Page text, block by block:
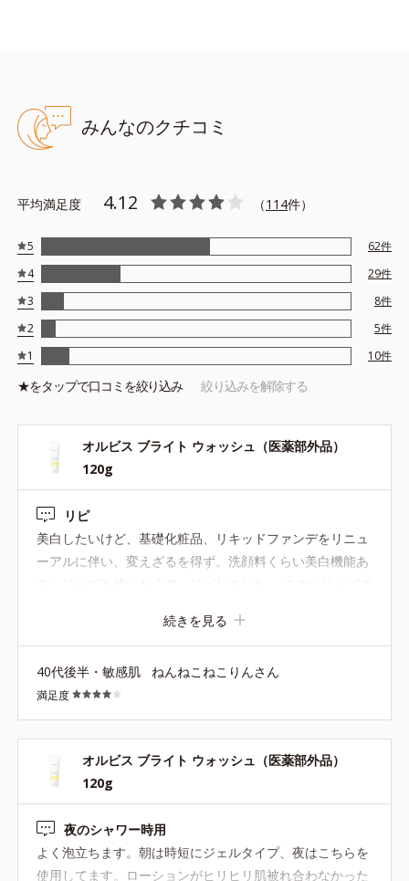
*2 日本化粧品業界で初めてメラニンの第三のルートに着目し、
日本放射線影響学会第53回大会で2010年10月に初めて発表した
*4 うるおいによる
*6 シミ・ソバカスが肌表面にあらわれること
*7 L-アスコルビン酸 2-グルコシド
*8 L-アスコルビン酸 2-グルコシド、パウダルコ樹皮エキス、油
溶性甘草エキス(2)
*9 乾燥など
※ウォッシュには高圧処理ビタミンCとブライトVCコンプレック
アレルギーテスト済＝全ての方にアレルギーが起こらないということで
はありません。
【Step1 洗顔料】オルビス ブライト ウォッシュ
120g（医薬部外品）
来の美しさを呼び起こします。
使用目安：1cm程度
2.手のひらに1㎝程度とり、少量の水かぬるま湯を加え、キメ細
かい濃密な泡ができるまでたっぷりと泡立てます。
3.顔の中心から外側へと泡を肌の上でころがすように、やさしく
洗います。
4.肌に洗顔料が残らないように、人肌程度のぬるま湯で、10回以
上、ていねいにすすぎます。
生え際やフェイスラインなどはすすぎ残しがないよう、よくすす
みんなのクチコミ
平均満足度 4.12 （114件）
5 62件
4
29件
3
8件
2
5件
1
10件
★をタップで口コミを絞り込み 絞り込みを解除する
オルビス ブライト ウォッシュ（医薬部外品）
120g
リピ
美白したいけど、基礎化粧品、リキッドファンデをリニュ
ーアルに伴い、変えざるを得ず。洗顔料くらい美白機能あ
料は大丈夫。モコモコ泡立ち良く、シャワー中に使用して
います。
続きを見る
40代後半・敏感肌 ねんねこねこりんさん
満足度
オルビス ブライト ウォッシュ（医薬部外品）
120g
夜のシャワー時用
よく泡立ちます。朝は時短にジェルタイプ、夜はこちらを
使用してます。ローションがヒリヒリ肌被れ合わなかった